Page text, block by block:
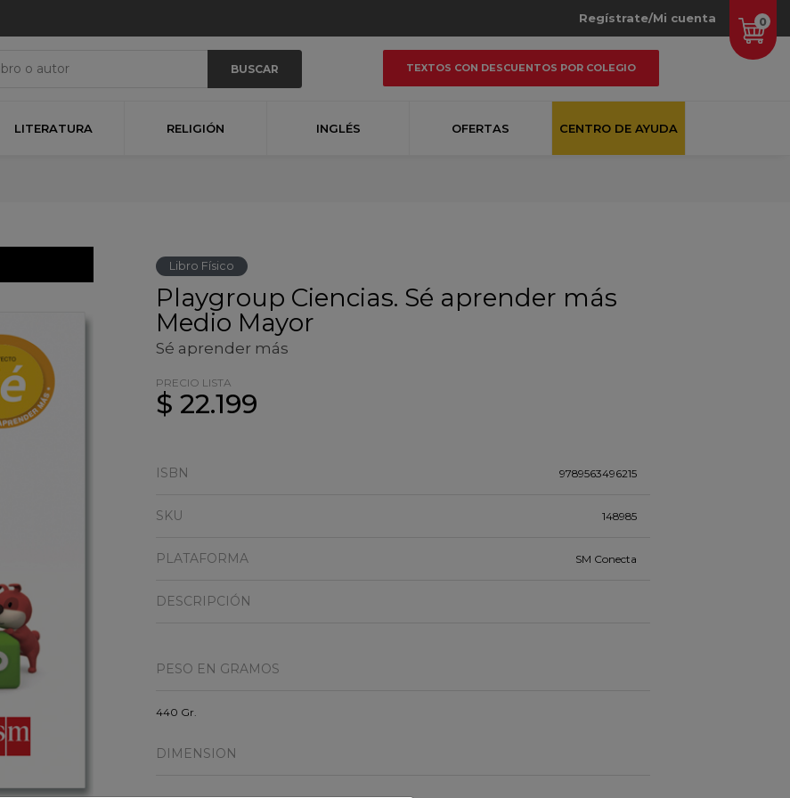
0
Regístrate/Mi cuenta
BUSCAR TEXTOS CON DESCUENTOS POR COLEGIO
LITERATURA RELIGIÓN INGLÉS OFERTAS CENTRO DE AYUDA
Libro Físico
Playgroup Ciencias. Sé aprender más
Medio Mayor
Sé aprender más
PRECIO LISTA
$ 22.199
ISBN 9789563496215
SKU 148985
PLATAFORMA SM Conecta
DESCRIPCIÓN
PESO EN GRAMOS
440 Gr.
DIMENSION